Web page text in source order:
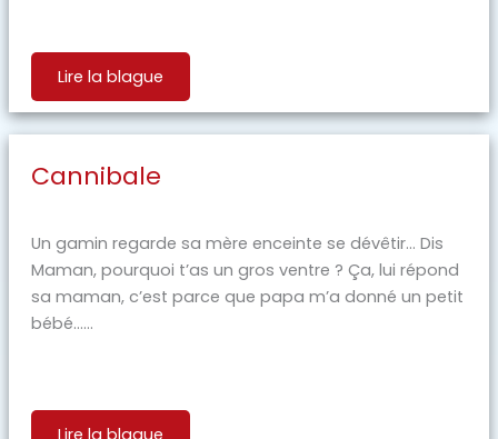
Lire la blague
Cannibale
Un gamin regarde sa mère enceinte se dévêtir… Dis
Maman, pourquoi t’as un gros ventre ? Ça, lui répond
sa maman, c’est parce que papa m’a donné un petit
bébé…...
Lire la blague